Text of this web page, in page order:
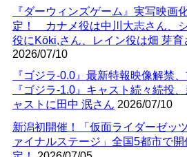
『ダーウィンズゲーム』実写映画
定！ カナメ役は中川大志さん、
役にKōki,さん、レイン役は畑 芽育
2026/07/10
『ゴジラ-0.0』最新特報映像解禁
『ゴジラ-1.0』キャスト続々続投
ャストに田中 泯さん 2026/07/10
新潟初開催！「仮面ライダーゼッ
ァイナルステージ」全国5都市で開